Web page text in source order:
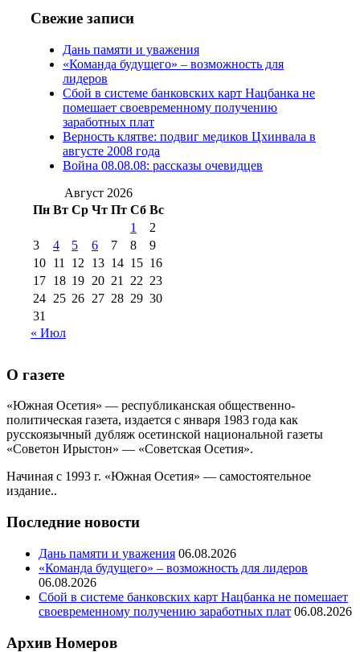
июля 2017 г
2012 г(15)№97 30 июля 2015 г
(15)№98 1 августа 2015 г
августа 2016 г(10)№98 5 июля 2014 г(10)
№98 8 августа 2013 г
августа 2012 г(14)
2017 г(9)
№99 4 августа
2016 г(12) №99 8 июля 2014 г
августа 2012 г(11)
августа 2013 г
(12)
Свежие записи
Дань памяти и уважения
«Команда будущего» – возможность для
лидеров
Сбой в системе банковских карт Нацбанка не
помешает своевременному получению
заработных плат
Верность клятве: подвиг медиков Цхинвала в
августе 2008 года
Война 08.08.08: рассказы очевидцев
Август 2026
Пн Вт Ср Чт Пт Сб Вс
1
2
3
4 5 6 7 8
9
10 11 12 13 14 15 16
17 18 19 20 21 22 23
24 25 26 27 28 29 30
31
« Июл
О газете
«Южная Осетия» — республиканская общественно-
политическая газета, издается с января 1983 года как
русскоязычный дубляж осетинской национальной газеты
«Советон Ирыстон» — «Советская Осетия».
Начиная с 1993 г. «Южная Осетия» — самостоятельное
издание..
Последние новости
Дань памяти и уважения 06.08.2026
«Команда будущего» – возможность для лидеров
06.08.2026
Сбой в системе банковских карт Нацбанка не помешает
своевременному получению заработных плат 06.08.2026
Архив Номеров